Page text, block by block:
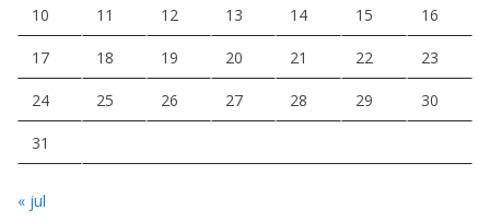
10 11 12 13 14 15 16
17 18 19 20 21 22 23
24 25 26 27 28 29 30
31
« jul